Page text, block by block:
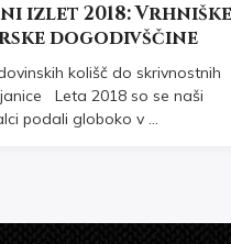
izlet 2018: Vrhniške
dogodivščine
kolišč do skrivnostnih
Leta 2018 so se naši
podali globoko v ...